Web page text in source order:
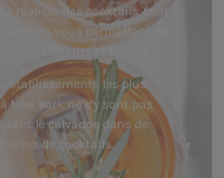
réaliser des cocktails. Leur
arômes vous permettent de
élégants et fruités.
établissements les plus
New York ne s’y sont pas
le calvados dans de
de cocktails.